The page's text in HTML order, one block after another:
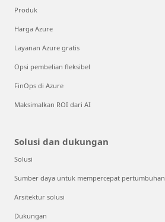
Produk
Harga Azure
Layanan Azure gratis
Opsi pembelian fleksibel
FinOps di Azure
Maksimalkan ROI dari AI
Solusi dan dukungan
Solusi
Sumber daya untuk mempercepat pertumbuhan
Arsitektur solusi
Dukungan